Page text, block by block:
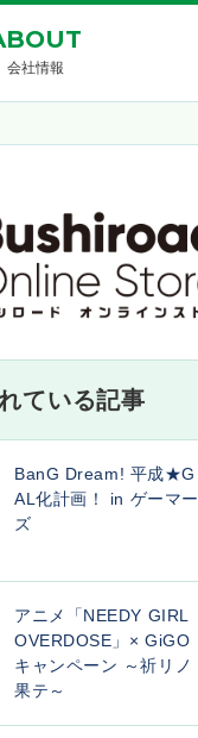
会社情報
ている記事
BanG Dream! 平成★G
AL化計画！ in ゲーマー
ズ
アニメ「NEEDY GIRL
OVERDOSE」× GiGO
キャンペーン ～祈リノ
果テ～